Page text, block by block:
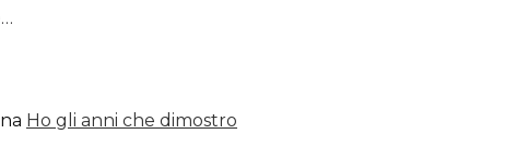
Ho gli anni che dimostro